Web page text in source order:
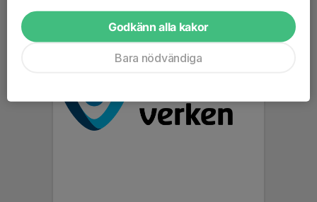
Godkänn alla kakor
Bara nödvändiga